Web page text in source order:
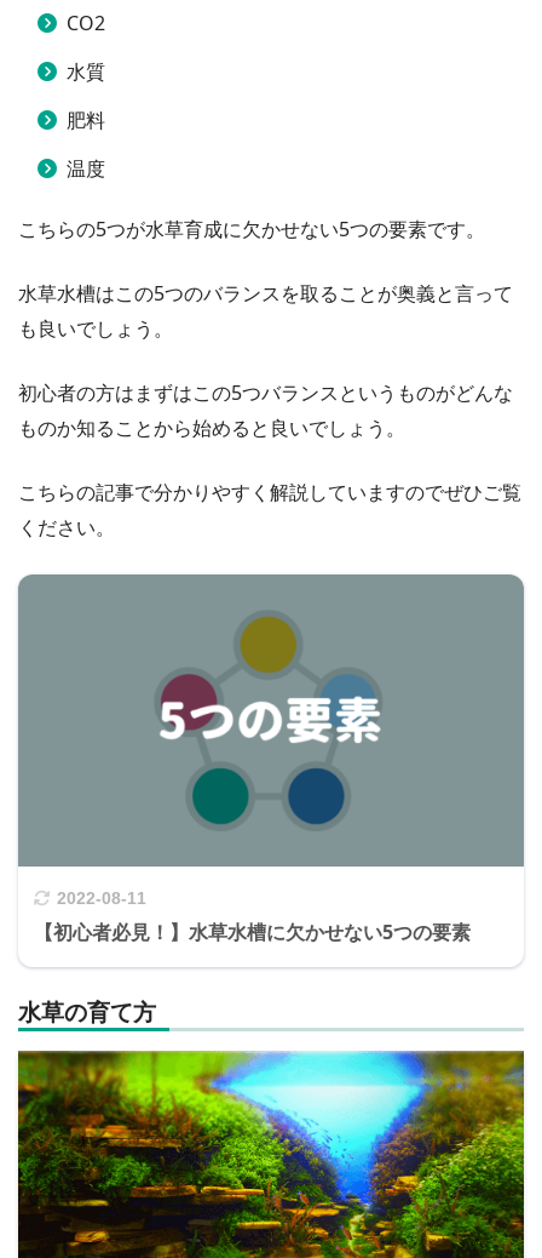
CO2
水質
肥料
温度
こちらの5つが水草育成に欠かせない5つの要素です。
水草水槽はこの5つのバランスを取ることが奥義と言って
も良いでしょう。
初心者の方はまずはこの5つバランスというものがどんな
ものか知ることから始めると良いでしょう。
こちらの記事で分かりやすく解説していますのでぜひご覧
ください。
2022-08-11
【初心者必見！】水草水槽に欠かせない5つの要素
水草の育て方